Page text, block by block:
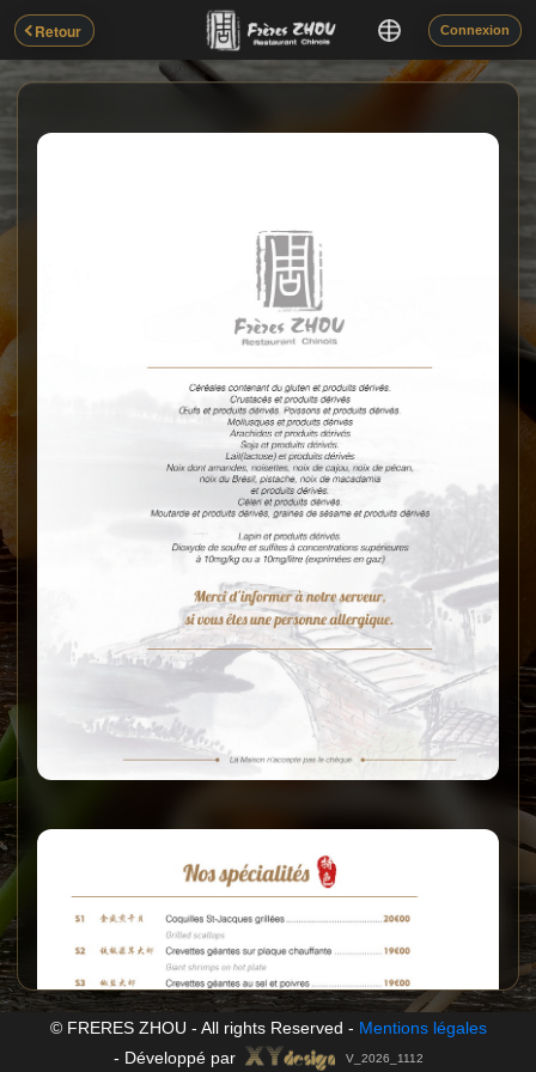
Connexion
Retour
© FRERES ZHOU - All rights Reserved - Mentions légales
- Développé par V_2026_1112